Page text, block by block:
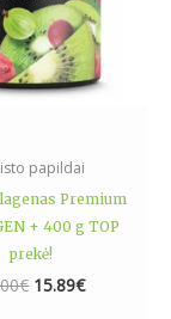
papildai
Premium
+ 400 g TOP
prekė!
€ 15.89€